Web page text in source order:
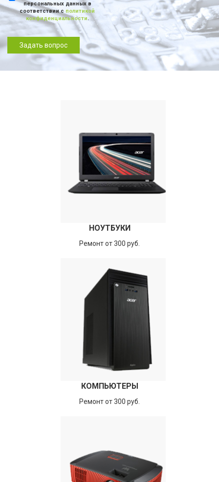
персональных данных в
соответствии с политикой
конфиденциальности.
Задать вопрос
НОУТБУКИ
Ремонт от 300 руб.
КОМПЬЮТЕРЫ
Ремонт от 300 руб.